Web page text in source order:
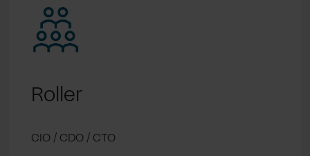
Roller
CIO / CDO / CTO